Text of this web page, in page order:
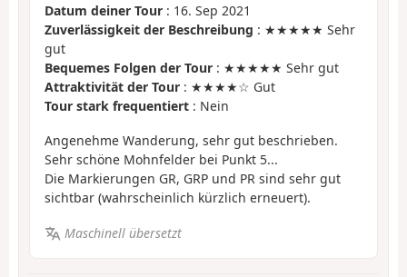
Datum deiner Tour : 16. Sep 2021
Zuverlässigkeit der Beschreibung : ★★★★★ Sehr
gut
Bequemes Folgen der Tour : ★★★★★ Sehr gut
Attraktivität der Tour : ★★★★☆ Gut
Tour stark frequentiert : Nein
Angenehme Wanderung, sehr gut beschrieben.
Sehr schöne Mohnfelder bei Punkt 5...
Die Markierungen GR, GRP und PR sind sehr gut
sichtbar (wahrscheinlich kürzlich erneuert).
Maschinell übersetzt